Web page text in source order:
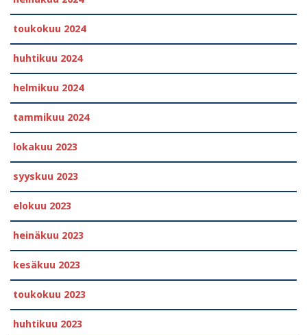
toukokuu 2024
huhtikuu 2024
helmikuu 2024
tammikuu 2024
lokakuu 2023
syyskuu 2023
elokuu 2023
heinäkuu 2023
kesäkuu 2023
toukokuu 2023
huhtikuu 2023